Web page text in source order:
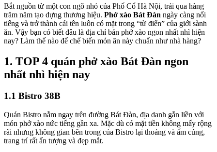
Bắt nguồn từ một con ngõ nhỏ của Phố Cổ Hà Nội, trải qua hàng
trăm năm tạo dựng thương hiệu. Phở xào Bát Đàn ngày càng nổi
tiếng và trở thành cái tên luôn có mặt trong “từ điển” của giới sành
ăn. Vậy bạn có biết đâu là địa chỉ bán phở xào ngon nhất nhì hiện
nay? Làm thế nào để chế biến món ăn này chuẩn như nhà hàng?
1. TOP 4 quán phở xào Bát Đàn ngon
nhất nhì hiện nay
1.1 Bistro 38B
Quán Bistro nằm ngay trên đường Bát Đàn, địa danh gắn liền với
món phở xào nức tiếng gần xa. Mặc dù có mặt tiền không mấy rộng
rãi nhưng không gian bên trong của Bistro lại thoáng và ấm cúng,
trang trí rất ấn tượng và đẹp mắt.